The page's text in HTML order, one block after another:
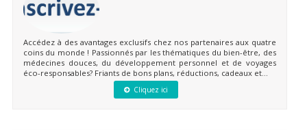
Accédez à des avantages exclusifs chez nos partenaires aux quatre
coins du monde ! Passionnés par les thématiques du bien-être, des
médecines douces, du développement personnel et de voyages
éco-responsables? Friants de bons plans, réductions, cadeaux et...
Cliquez ici